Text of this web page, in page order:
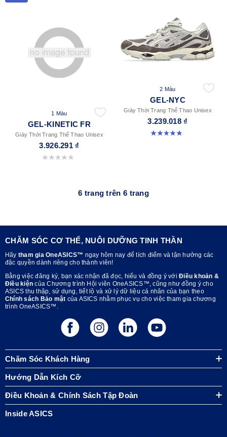
1 Màu
GEL-KINETIC FR
Giày Thời Trang Thể Thao Unisex
3.926.291 ₫
0.0 trong số 5 sao.
2 Màu
GEL-NYC
Giày Thời Trang Thể Thao Unisex
3.239.018 ₫
4.8 trong số 5 sao. 598 đánh giá
6 trang trên 6 trang
CHĂM SÓC CƠ THỂ, NUÔI DƯỠNG TINH THẦN
Hãy tham gia OneASICS™ ngay hôm nay để tích điểm và tận hưởng các
đặc quyền dành riêng cho thành viên!
Bằng việc đăng ký, bạn xác nhận đã đọc, hiểu và đồng ý với Điều khoản &
Điều kiện của Chương trình Hội viên OneASICS™, cũng như đồng ý cho
ASICS thu thập, sử dụng, tiết lộ và xử lý dữ liệu cá nhân của bạn theo
Chính sách Bảo mật của ASICS nhằm phục vụ cho việc tham gia chương
trình OneASICS™.
Chăm Sóc Khách Hàng
Hướng Dẫn Kích Cỡ
Điều Khoản & Chính Sách Tập Đoàn
Inside ASICS